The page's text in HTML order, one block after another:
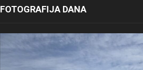
FOTOGRAFIJA DANA